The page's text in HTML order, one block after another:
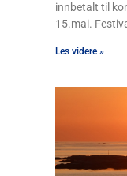
innbetalt til
15.mai.
Les videre »